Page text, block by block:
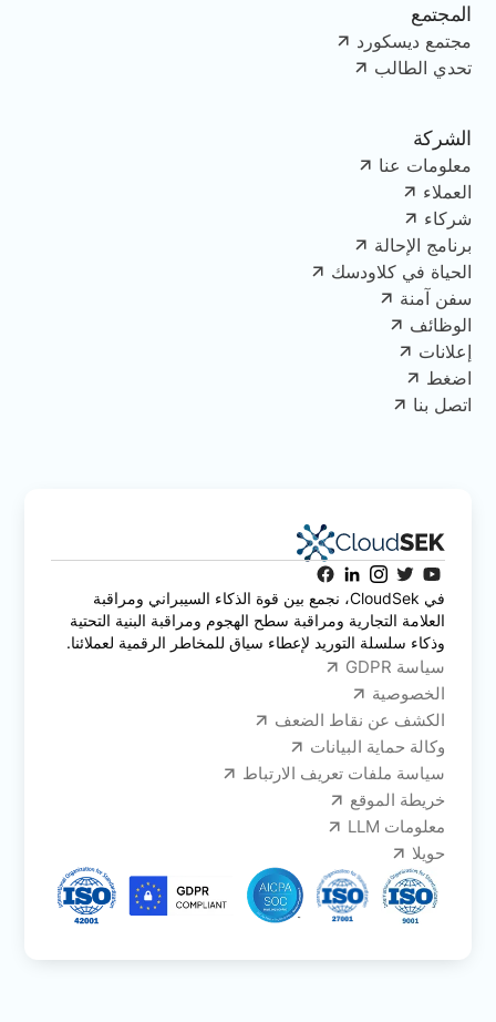
المجتمع
مجتمع ديسكورد
تحدي الطالب
الشركة
معلومات عنا
العملاء
شركاء
برنامج الإحالة
الحياة في كلاودسك
سفن آمنة
الوظائف
إعلانات
اضغط
اتصل بنا
في CloudSek، نجمع بين قوة الذكاء السيبراني ومراقبة
العلامة التجارية ومراقبة سطح الهجوم ومراقبة البنية التحتية
وذكاء سلسلة التوريد لإعطاء سياق للمخاطر الرقمية لعملائنا.
سياسة GDPR
الخصوصية
الكشف عن نقاط الضعف
وكالة حماية البيانات
سياسة ملفات تعريف الارتباط
خريطة الموقع
معلومات LLM
حويلا